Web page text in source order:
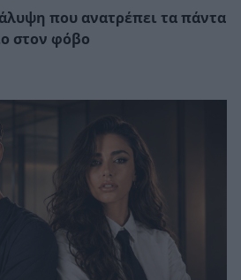
που ανατρέπει τα πάντα
στον φόβο